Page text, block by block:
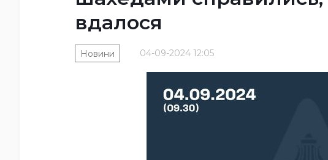
вдалося
04-09-2024 12:05
Новини